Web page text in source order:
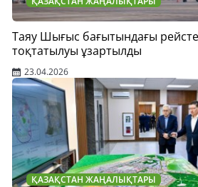
Таяу Шығыс бағытындағы
тоқтатылуы ұзартылды
23.04.2026
ҚАЗАҚСТАН ЖАҢАЛЫҚТАРЫ